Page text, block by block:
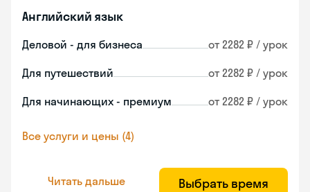
Английский язык
Деловой - для бизнеса от 2282 ₽ / урок
Для путешествий от 2282 ₽ / урок
Для начинающих - премиум от 2282 ₽ / урок
Все услуги и цены (4)
Читать дальше Выбрать время